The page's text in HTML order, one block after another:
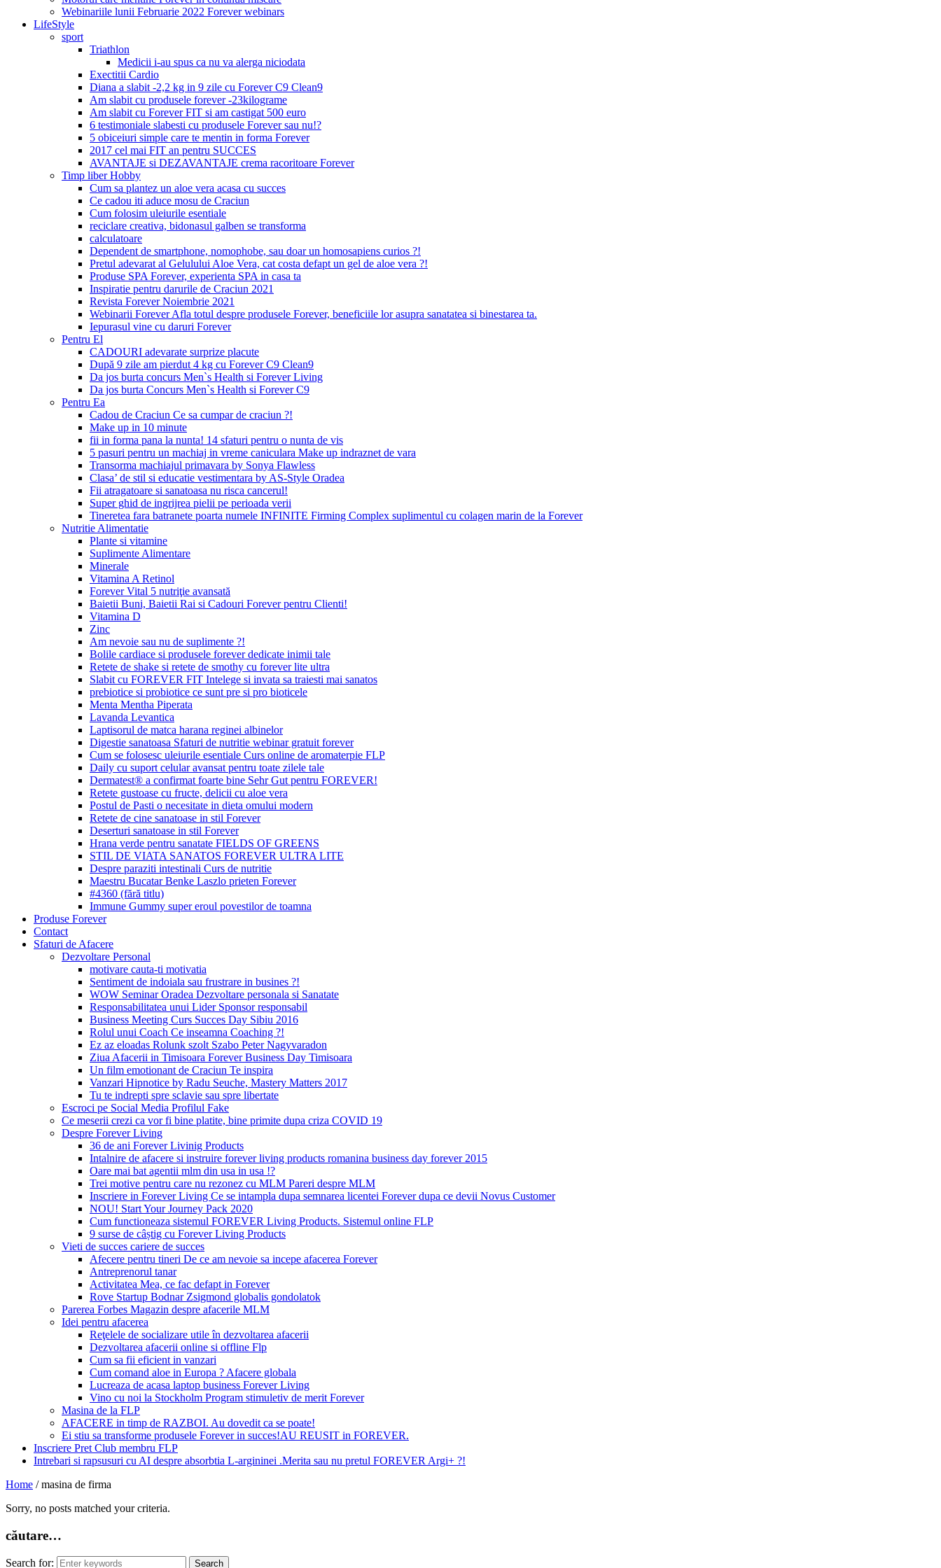
Webinariile lunii Februarie 2022 Forever webinars
LifeStyle
sport
Triathlon
Medicii i-au spus ca nu va alerga niciodata
Exectitii Cardio
Diana a slabit -2,2 kg in 9 zile cu Forever C9 Clean9
Am slabit cu produsele forever -23kilograme
Am slabit cu Forever FIT si am castigat 500 euro
6 testimoniale slabesti cu produsele Forever sau nu!?
5 obiceiuri simple care te mentin in forma Forever
2017 cel mai FIT an pentru SUCCES
AVANTAJE si DEZAVANTAJE crema racoritoare Forever
Timp liber Hobby
Cum sa plantez un aloe vera acasa cu succes
Ce cadou iti aduce mosu de Craciun
Cum folosim uleiurile esentiale
reciclare creativa, bidonasul galben se transforma
calculatoare
Dependent de smartphone, nomophobe, sau doar un homosapiens curios ?!
Pretul adevarat al Gelulului Aloe Vera, cat costa defapt un gel de aloe vera ?!
Produse SPA Forever, experienta SPA in casa ta
Inspiratie pentru darurile de Craciun 2021
Revista Forever Noiembrie 2021
Webinarii Forever Afla totul despre produsele Forever, beneficiile lor asupra sanatatea si binestarea ta.
Iepurasul vine cu daruri Forever
Pentru El
CADOURI adevarate surprize placute
După 9 zile am pierdut 4 kg cu Forever C9 Clean9
Da jos burta concurs Men`s Health si Forever Living
Da jos burta Concurs Men`s Health si Forever C9
Pentru Ea
Cadou de Craciun Ce sa cumpar de craciun ?!
Make up in 10 minute
fii in forma pana la nunta! 14 sfaturi pentru o nunta de vis
5 pasuri pentru un machiaj in vreme caniculara Make up indraznet de vara
Transorma machiajul primavara by Sonya Flawless
Clasa’ de stil si educatie vestimentara by AS-Style Oradea
Fii atragatoare si sanatoasa nu risca cancerul!
Super ghid de ingrijrea pielii pe perioada verii
Tineretea fara batranete poarta numele INFINITE Firming Complex suplimentul cu colagen marin de la Forever
Nutritie Alimentatie
Plante si vitamine
Suplimente Alimentare
Minerale
Vitamina A Retinol
Forever Vital 5 nutriţie avansată
Baietii Buni, Baietii Rai si Cadouri Forever pentru Clienti!
Vitamina D
Zinc
Am nevoie sau nu de suplimente ?!
Bolile cardiace si produsele forever dedicate inimii tale
Retete de shake si retete de smothy cu forever lite ultra
Slabit cu FOREVER FIT Intelege si invata sa traiesti mai sanatos
prebiotice si probiotice ce sunt pre si pro bioticele
Menta Mentha Piperata
Lavanda Levantica
Laptisorul de matca harana reginei albinelor
Digestie sanatoasa Sfaturi de nutritie webinar gratuit forever
Cum se folosesc uleiurile esentiale Curs online de aromaterpie FLP
Daily cu suport celular avansat pentru toate zilele tale
Dermatest® a confirmat foarte bine Sehr Gut pentru FOREVER!
Retete gustoase cu fructe, delicii cu aloe vera
Postul de Pasti o necesitate in dieta omului modern
Retete de cine sanatoase in stil Forever
Deserturi sanatoase in stil Forever
Hrana verde pentru sanatate FIELDS OF GREENS
STIL DE VIATA SANATOS FOREVER ULTRA LITE
Despre paraziti intestinali Curs de nutritie
Maestru Bucatar Benke Laszlo prieten Forever
#4360 (fără titlu)
Immune Gummy super eroul povestilor de toamna
Produse Forever
Contact
Sfaturi de Afacere
Dezvoltare Personal
motivare cauta-ti motivatia
Sentiment de indoiala sau frustrare in busines ?!
WOW Seminar Oradea Dezvoltare personala si Sanatate
Responsabilitatea unui Lider Sponsor responsabil
Business Meeting Curs Succes Day Sibiu 2016
Rolul unui Coach Ce inseamna Coaching ?!
Ez az eloadas Rolunk szolt Szabo Peter Nagyvaradon
Ziua Afacerii in Timisoara Forever Business Day Timisoara
Un film emotionant de Craciun Te inspira
Vanzari Hipnotice by Radu Seuche, Mastery Matters 2017
Tu te indrepti spre sclavie sau spre libertate
Escroci pe Social Media Profilul Fake
Ce meserii crezi ca vor fi bine platite, bine primite dupa criza COVID 19
Despre Forever Living
36 de ani Forever Livinig Products
Intalnire de afacere si instruire forever living products romanina business day forever 2015
Oare mai bat agentii mlm din usa in usa !?
Trei motive pentru care nu rezonez cu MLM Pareri despre MLM
Inscriere in Forever Living Ce se intampla dupa semnarea licentei Forever dupa ce devii Novus Customer
NOU! Start Your Journey Pack 2020
Cum functioneaza sistemul FOREVER Living Products. Sistemul online FLP
9 surse de câștig cu Forever Living Products
Vieti de succes cariere de succes
Afecere pentru tineri De ce am nevoie sa incepe afacerea Forever
Antreprenorul tanar
Activitatea Mea, ce fac defapt in Forever
Rove Startup Bodnar Zsigmond globalis gondolatok
Parerea Forbes Magazin despre afacerile MLM
Idei pentru afacerea
Reţelele de socializare utile în dezvoltarea afacerii
Dezvoltarea afacerii online si offline Flp
Cum sa fii eficient in vanzari
Cum comand aloe in Europa ? Afacere globala
Lucreaza de acasa laptop business Forever Living
Vino cu noi la Stockholm Program stimuletiv de merit Forever
Masina de la FLP
AFACERE in timp de RAZBOI. Au dovedit ca se poate!
Ei stiu sa transforme produsele Forever in succes!AU REUSIT in FOREVER.
Inscriere Pret Club membru FLP
Intrebari si rapsusuri cu AI despre absorbtia L-argininei .Merita sau nu pretul FOREVER Argi+ ?!
Home / masina de firma
Sorry, no posts matched your criteria.
căutare…
Search for: